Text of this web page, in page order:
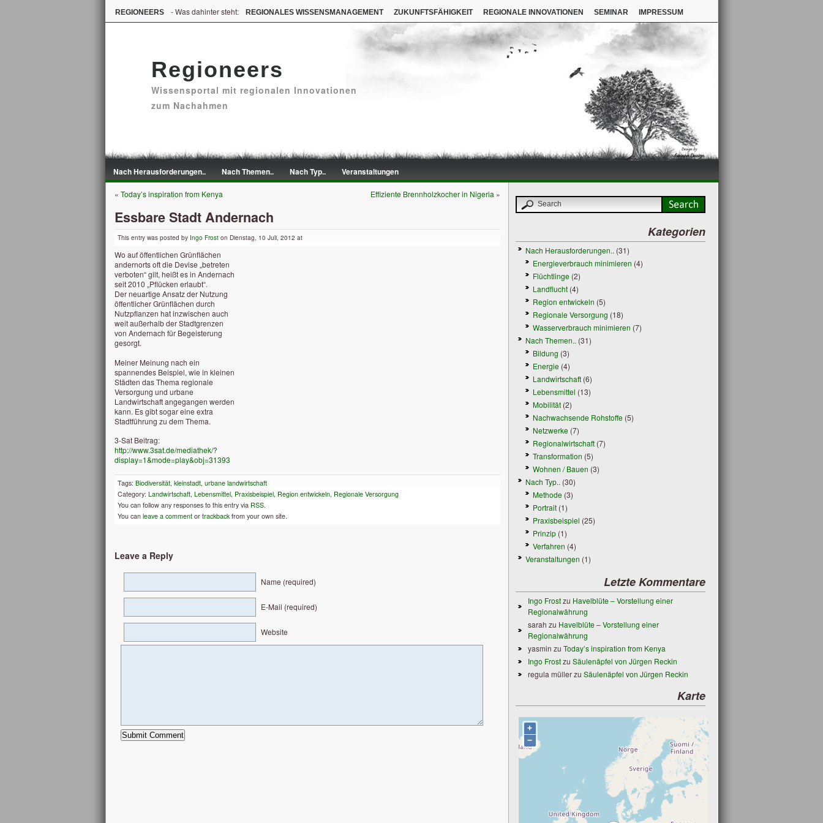
REGIONEERS - Was dahinter steht: REGIONALES WISSENSMANAGEMENT ZUKUNFTSFÄHIGKEIT REGIONALE INNOVATIONEN SEMINAR IMPRESSUM
Regioneers
Wissensportal mit regionalen Innovationen
zum Nachahmen
Nach Herausforderungen.. Nach Themen.. Nach Typ.. Veranstaltungen
« Today’s inspiration from Kenya Effiziente Brennholzkocher in Nigeria »
Essbare Stadt Andernach
This entry was posted by Ingo Frost on Dienstag, 10 Juli, 2012 at
Wo auf öffentlichen Grünflächen
andernorts oft die Devise „betreten
verboten“ gilt, heißt es in Andernach
seit 2010 „Pflücken erlaubt“.
Der neuartige Ansatz der Nutzung
öffentlicher Grünflächen durch
Nutzpflanzen hat inzwischen auch
weit außerhalb der Stadtgrenzen
von Andernach für Begeisterung
gesorgt.
Meiner Meinung nach ein
spannendes Beispiel, wie in kleinen
Städten das Thema regionale
Versorgung und urbane
Landwirtschaft angegangen werden
kann. Es gibt sogar eine extra
Stadtführung zu dem Thema.
3-Sat Beitrag:
http://www.3sat.de/mediathek/?
display=1&mode=play&obj=31393
Tags: Biodiversität kleinstadt urbane landwirtschaft
Category: Landwirtschaft Lebensmittel Praxisbeispiel Region entwickeln Regionale Versorgung
You can follow any responses to this entry via RSS
You can leave a comment or trackback from your own site.
Leave a Reply
Name (required)
E-Mail (required)
Website
Kategorien
Nach Herausforderungen.. (31)
Energieverbrauch minimieren (4)
Flüchtlinge (2)
Landflucht (4)
Region entwickeln (5)
Regionale Versorgung (18)
Wasserverbrauch minimieren (7)
Nach Themen.. (31)
Bildung (3)
Energie (4)
Landwirtschaft (6)
Lebensmittel (13)
Mobilität (2)
Nachwachsende Rohstoffe (5)
Netzwerke (7)
Regionalwirtschaft (7)
Transformation (5)
Wohnen / Bauen (3)
Nach Typ.. (30)
Methode (3)
Portrait (1)
Praxisbeispiel (25)
Prinzip (1)
Verfahren (4)
Veranstaltungen (1)
Letzte Kommentare
Ingo Frostzu Havelblüte – Vorstellung einer
Regionalwährung
sarah zu Havelblüte – Vorstellung einer
Regionalwährung
yasmin zu Today’s inspiration from Kenya
Ingo Frostzu Säulenäpfel von Jürgen Reckin
regula müllerzu Säulenäpfel von Jürgen Reckin
Karte